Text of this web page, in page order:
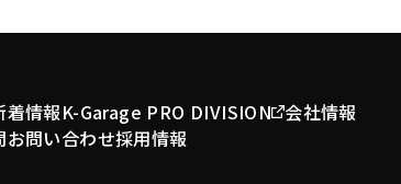
着情報K-Garage PRO DIVISION 会社情報
お問い合わせ採用情報